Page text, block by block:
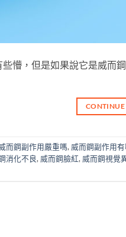
懵，但是如果說它是威而
CONTINUE
而鋼副作用嚴重嗎, 威而鋼副作用
消化不良, 威而鋼臉紅, 威而鋼視覺